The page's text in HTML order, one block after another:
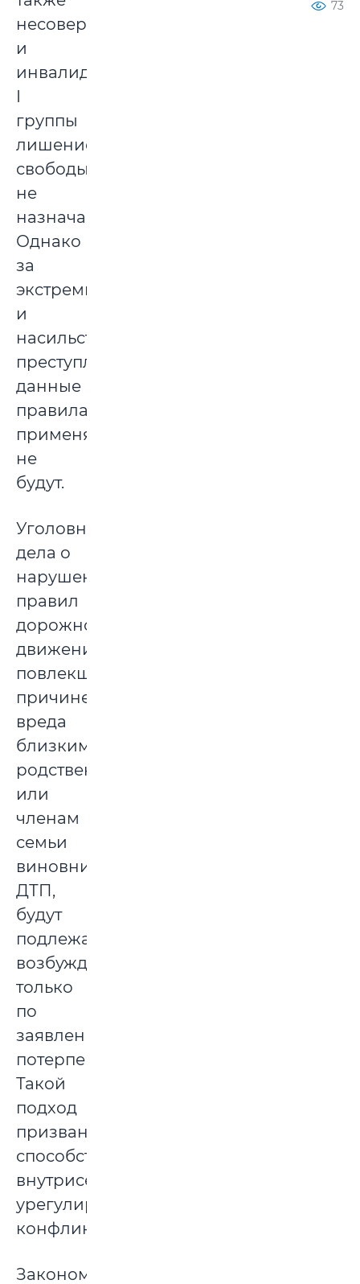
несовершеннолетним
и
инвалидам
I
группы
лишение
свободы
не
назначается.
Однако
за
экстремизм
и
насильственные
преступления
данные
правила
применяться
не
будут.
Уголовные
дела о
нарушении
правил
дорожного
движения,
повлекшем
причинение
вреда
близким
родственникам
или
членам
семьи
виновника
ДТП,
будут
подлежать
возбуждению
только
по
заявлению
потерпевших.
Такой
подход
призван
способствовать
внутрисемейному
урегулированию
конфликта.
Законом
73